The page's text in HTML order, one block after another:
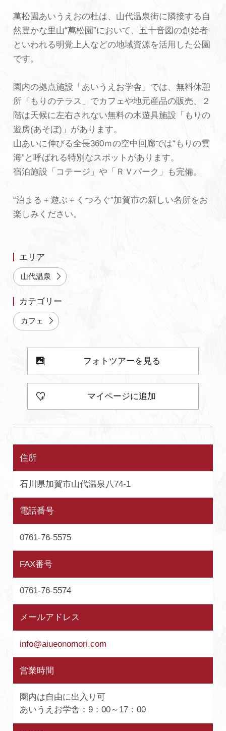
加賀 旅先納税
FAQ
お知らせ
動画を見る
パンフレットダウンロード
写真ダウンロード
よくあるご質問・お問い合わせ
プライバシーポリシー
萬松園あいうえおの杜は、山代温泉街に隣接する自
然豊かな里山“萬松園”において、五十音図の創始者
といわれる明覚上人などの地域資源を活用した公園
です。
園内の拠点施設「あいうえお学舎」では、無料休憩
所「もりのテラス」でカフェや地元産品の販売、２
階は天候に左右されない無料の木遊具施設「もりの
遊房(あそぼ)」があります。
山あいに伸びる全長360ｍの空中回廊では“もりの雲
海”と呼ばれる特別なスポットがあります。
宿泊施設「コテージ」や「ＲＶパーク」も完備。
“泊まる＋遊ぶ＋くつろぐ”加賀市の新しい名所をお
楽しみください。
エリア
山代温泉
カテゴリー
カフェ
フォトツアーを見る
マイページに追加
住所
石川県加賀市山代温泉八74-1
電話番号
0761-76-5575
FAX番号
0761-76-5574
メールアドレス
info@aiueonomori.com
営業時間
園内は自由に出入り可
あいうえお学舎：9：00～17：00